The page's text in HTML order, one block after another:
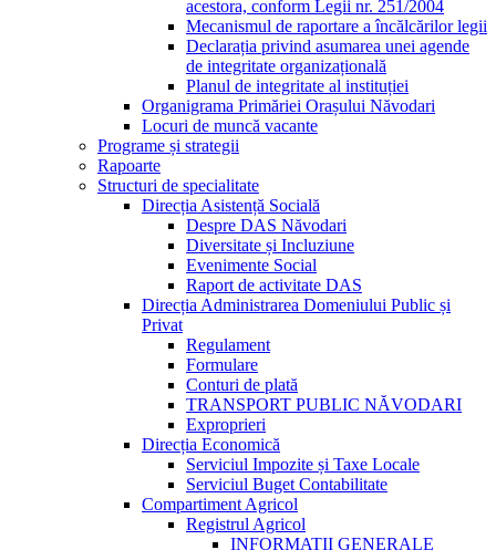
acestora, conform Legii nr. 251/2004
Mecanismul de raportare a încălcărilor legii
Declarația privind asumarea unei agende
de integritate organizațională
Planul de integritate al instituției
Organigrama Primăriei Orașului Năvodari
Locuri de muncă vacante
Programe și strategii
Rapoarte
Structuri de specialitate
Direcția Asistență Socială
Despre DAS Năvodari
Diversitate și Incluziune
Evenimente Social
Raport de activitate DAS
Direcția Administrarea Domeniului Public și
Privat
Regulament
Formulare
Conturi de plată
TRANSPORT PUBLIC NĂVODARI
Exproprieri
Direcția Economică
Serviciul Impozite și Taxe Locale
Serviciul Buget Contabilitate
Compartiment Agricol
Registrul Agricol
INFORMATII GENERALE